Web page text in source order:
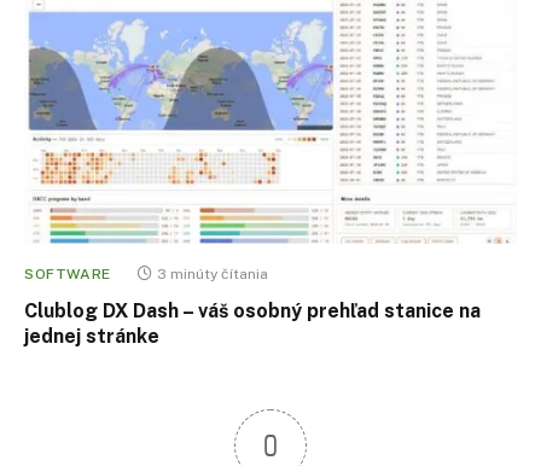
SOFTWARE 3 minúty čítania
Clublog DX Dash – váš osobný prehľad stanice na
jednej stránke
0